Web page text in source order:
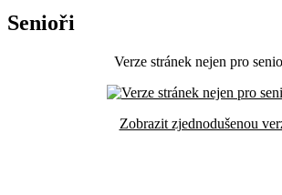
Senioři
Verze stránek nejen pro
Zobrazit zjednodušenou